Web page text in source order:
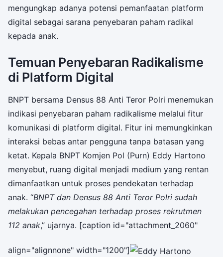
mengungkap adanya potensi pemanfaatan platform
digital sebagai sarana penyebaran paham radikal
kepada anak.
Temuan Penyebaran Radikalisme
di Platform Digital
BNPT bersama Densus 88 Anti Teror Polri menemukan
indikasi penyebaran paham radikalisme melalui fitur
komunikasi di platform digital. Fitur ini memungkinkan
interaksi bebas antar pengguna tanpa batasan yang
ketat. Kepala BNPT Komjen Pol (Purn) Eddy Hartono
menyebut, ruang digital menjadi medium yang rentan
dimanfaatkan untuk proses pendekatan terhadap
anak. “BNPT dan Densus 88 Anti Teror Polri sudah
melakukan pencegahan terhadap proses rekrutmen
112 anak,” ujarnya. [caption id="attachment_2060"
align="alignnone" width="1200"]